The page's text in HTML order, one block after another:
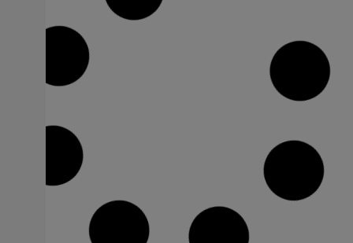
Més de 900 estudiants participen en la
tercera edició del Fòrum d’Oportunitats
de la Formació Professional valenciana a
Castelló